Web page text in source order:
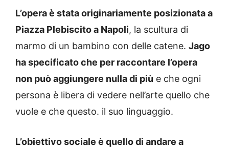
L’opera è stata originariamente posizionata a
Piazza Plebiscito a Napoli, la scultura di
marmo di un bambino con delle catene. Jago
ha specificato che per raccontare l’opera
non può aggiungere nulla di più e che ogni
persona è libera di vedere nell’arte quello che
vuole e che questo. il suo linguaggio.
L’obiettivo sociale è quello di andare a